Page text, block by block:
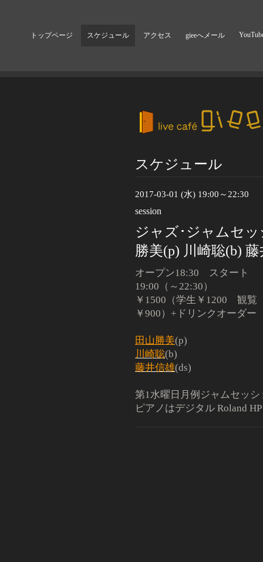
トップページ スケジュール アクセス gieeへメール
スケジュール
2017-03-01 (水) 19:00～22:30
session
ジャズ･ジャムセ
勝美(p) 川崎聡(b)
オープン18:30 スタート
19:00（～22:30）
￥1500（学生￥1200 観覧
￥900）+ドリンクオー
田山勝美(p)
川崎聡(b)
藤井信雄(ds)
第1水曜日月例ジャムセッシ
ピアノはデジタル Roland